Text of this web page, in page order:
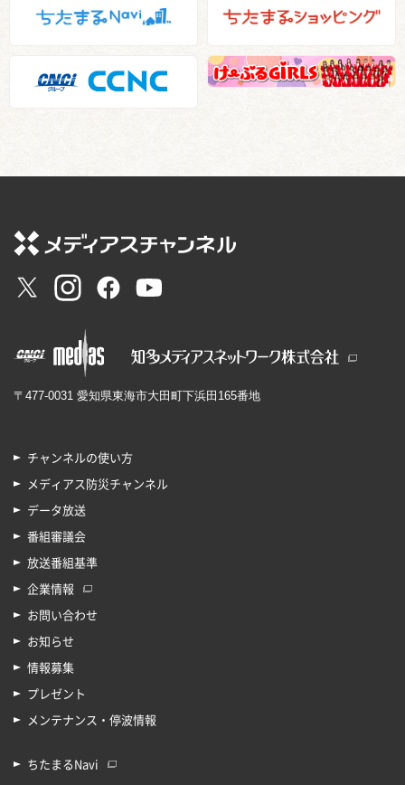
〒477-0031 愛知県東海市大田町下浜田165番地
チャンネルの使い方
メディアス防災チャンネル
データ放送
番組審議会
放送番組基準
企業情報
お問い合わせ
お知らせ
情報募集
プレゼント
メンテナンス・停波情報
ちたまるNavi